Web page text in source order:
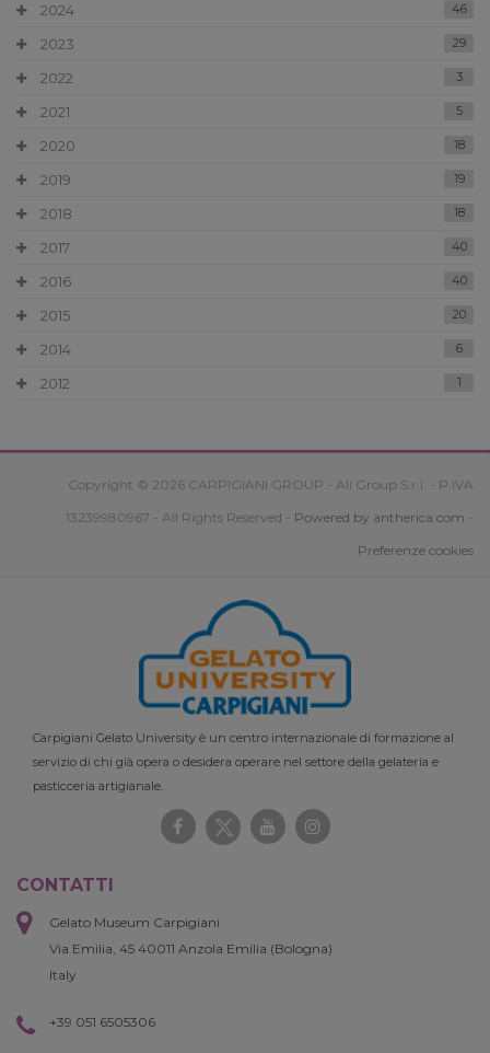
2024 46
2023 29
2022 3
2021 5
2020 18
2019 19
2018 18
2017 40
2016 40
2015 20
2014 6
2012 1
Copyright © 2026 CARPIGIANI GROUP - Ali Group S.r.l. - P.IVA
13239980967 - All Rights Reserved - Powered by antherica.com -
Preferenze cookies
Carpigiani Gelato University è un centro internazionale di formazione al
servizio di chi già opera o desidera operare nel settore della gelateria e
pasticceria artigianale.
CONTATTI
Gelato Museum Carpigiani
Via Emilia, 45 40011 Anzola Emilia (Bologna)
Italy
+39 051 6505306